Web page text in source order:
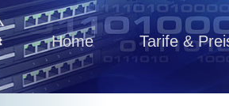
Home Tarife &